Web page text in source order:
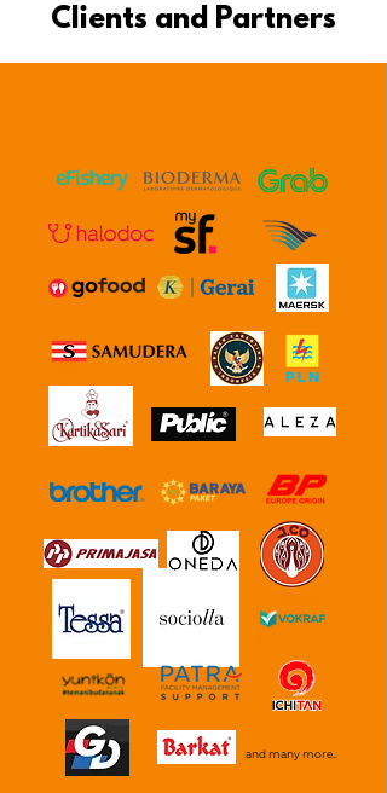
Clients and Partners
and many more..